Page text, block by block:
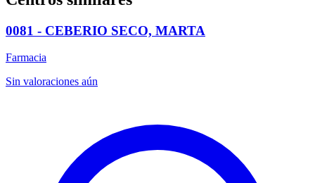
0081 - CEBERIO SECO, MARTA
Farmacia
Sin valoraciones aún